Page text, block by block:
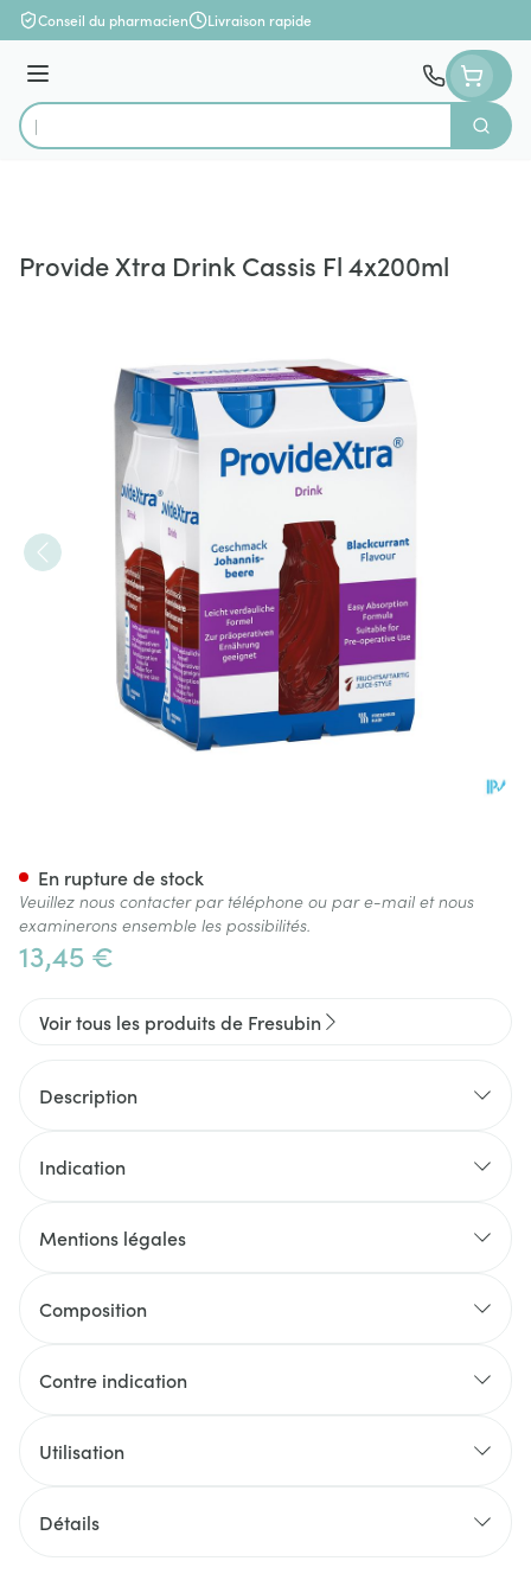
Aller au contenu
Conseil du pharmacien Livraison rapide
Menu
Rechercher
Provide Xtra Drink Cassis Fl 4x200ml
13,45 €
En rupture de stock
Veuillez nous contacter par téléphone ou par e-mail et nous
examinerons ensemble les possibilités.
Voir tous les produits de Fresubin
Description
Indication
Mentions légales
Composition
Contre indication
Utilisation
Détails